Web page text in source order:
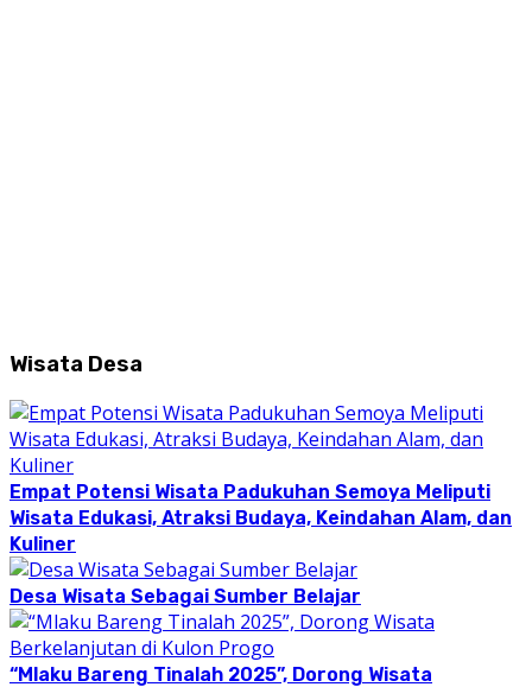
Wisata Desa
Empat Potensi Wisata Padukuhan Semoya Meliputi
Wisata Edukasi, Atraksi Budaya, Keindahan Alam, dan
Kuliner
Desa Wisata Sebagai Sumber Belajar
“Mlaku Bareng Tinalah 2025”, Dorong Wisata